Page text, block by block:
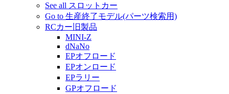
See all スロットカー
Go to 生産終了モデル(パーツ検索用)
RCカー旧製品
MINI-Z
dNaNo
EPオフロード
EPオンロード
EPラリー
GPオフロード